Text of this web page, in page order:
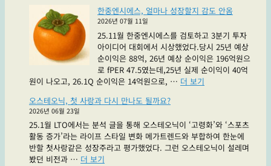
드
실
래
요?
빨
간
약
은
여
있
습
니
다"
큐
브,
1
의
기
업"
한중엔시에스, 얼마나 성장할지 감도 안옴
2026년 07월 11일
25.11월 한중엔시에스를 검토하고 3분기 투자
아이디어 대회에서 시상했었다.당시 25년 예상
순이익은 88억, 26년 예상 순이익은 196억원으
로 fPER 47.5였는데,25년 실제 순이익이 40억
원이 나오고, 26.1Q 순이익은 14억원으로, … 더 보기
에
스,
얼
오스테오닉, 첫 사랑과 다시 만나도 될까요?
2026년 06월 23일
25.1월 LTO에서는 분석 글을 통해 오스테오닉이 ‘고령화’와 ‘스포츠
활동 증가’라는 라이프 스타일 변화 메가트렌드와 부합하여 한눈에
반할 첫사랑같은 성장주라고 평가했었다. 그런 오스테오닉이 설레며
봤던 비전과 … 더 보기